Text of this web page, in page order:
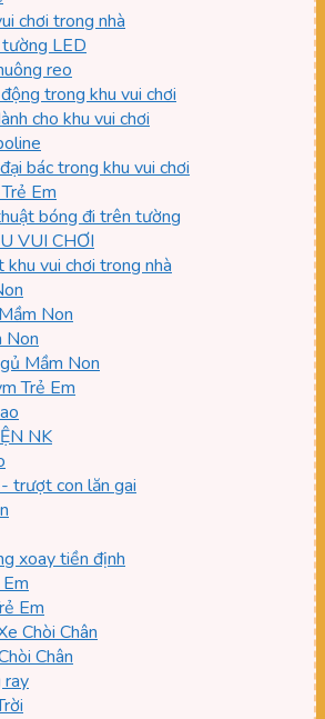
chơi trong nhà
LED
reo
trong khu vui chơi
cho khu vui chơi
bác trong khu vui chơi
Em
bóng đi trên tường
VUI CHƠI
khu vui chơi trong nhà
Non
Non
Mầm Non
Trẻ Em
NK
trượt con lăn gai
xoay tiền định
Em
Chòi Chân
Chân